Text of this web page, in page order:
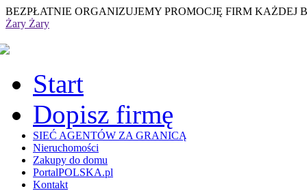
BEZPŁATNIE ORGANIZUJEMY PROMOCJĘ FIRM KAŻDEJ
Żary Żary
Start
Dopisz firmę
SIEĆ AGENTÓW ZA GRANICĄ
Nieruchomości
Zakupy do domu
PortalPOLSKA.pl
Kontakt